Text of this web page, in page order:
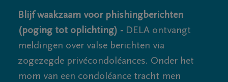
Blijf waakzaam voor phishingberichten
(poging tot oplichting) - DELA ontvangt
meldingen over valse berichten via
zogezegde privécondoléances. Onder het
mom van een condoléance tracht men